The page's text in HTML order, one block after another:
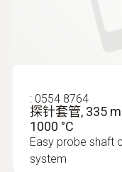
: 0554 8764
探针套管, 335
1000 °C
Easy probe shaft
system